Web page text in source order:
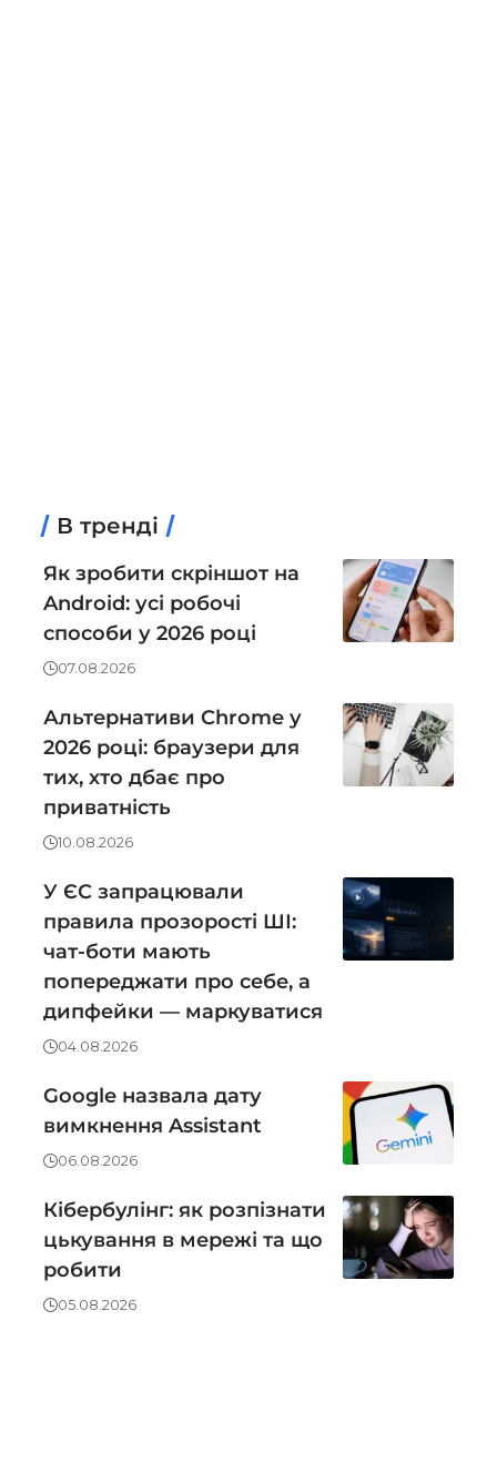
В тренді
Як зробити скріншот на
Android: усі робочі
способи у 2026 році
07.08.2026
Альтернативи Chrome у
2026 році: браузери для
тих, хто дбає про
приватність
10.08.2026
У ЄС запрацювали
правила прозорості ШІ:
чат-боти мають
попереджати про себе, а
дипфейки — маркуватися
04.08.2026
Google назвала дату
вимкнення Assistant
06.08.2026
Кібербулінг: як розпізнати
цькування в мережі та що
робити
05.08.2026